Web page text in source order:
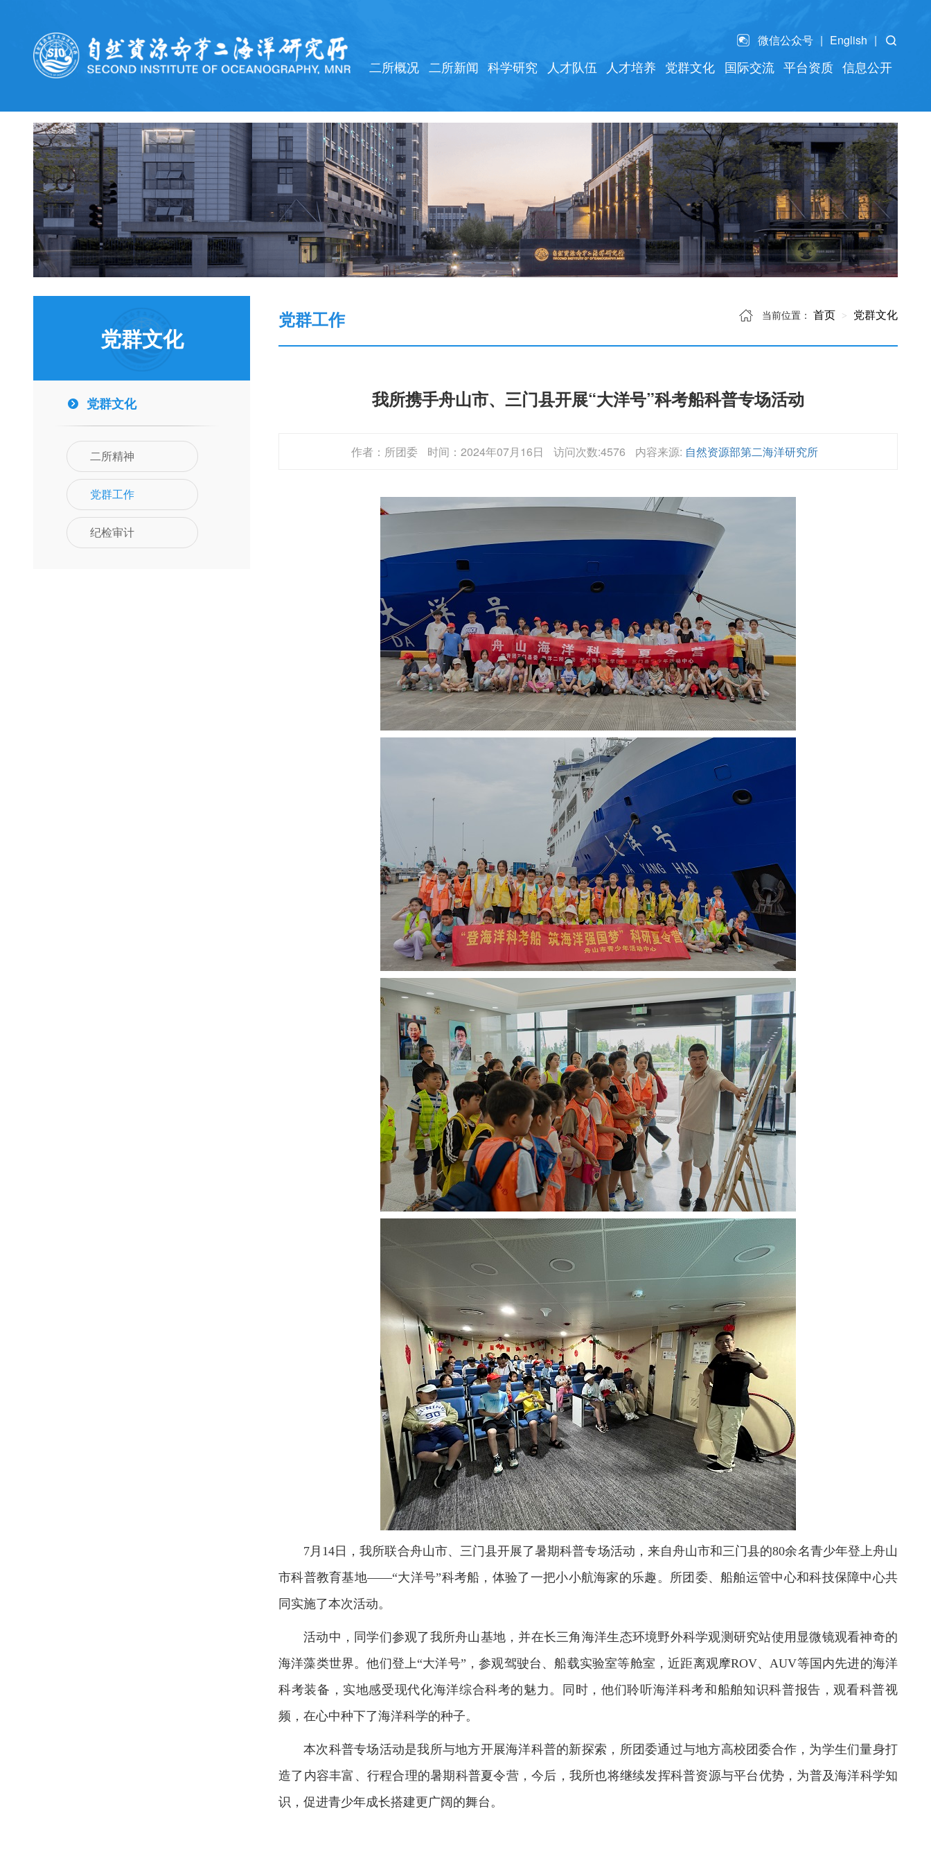
微信公众号 English
二所概况 二所新闻 科学研究 人才队伍 人才培养 党群文化 国际交流 平台资质 信息公开
党群文化
党群文化
二所精神
党群工作
纪检审计
党群工作 当前位置： 首页 党群文化
我所携手舟山市、三门县开展“大洋号”科考船科普专场活动
作者：所团委 时间：2024年07月16日 访问次数:4576 内容来源: 自然资源部第二海洋研究所
7月14日，我所联合舟山市、三门县开展了暑期科普专场活动，来自舟山市和三门县的80余名青少年登上舟山
市科普教育基地——“大洋号”科考船，体验了一把小小航海家的乐趣。所团委、船舶运管中心和科技保障中心共
同实施了本次活动。
活动中，同学们参观了我所舟山基地，并在长三角海洋生态环境野外科学观测研究站使用显微镜观看神奇的
海洋藻类世界。他们登上“大洋号”，参观驾驶台、船载实验室等舱室，近距离观摩ROV、AUV等国内先进的海洋
科考装备，实地感受现代化海洋综合科考的魅力。同时，他们聆听海洋科考和船舶知识科普报告，观看科普视
频，在心中种下了海洋科学的种子。
本次科普专场活动是我所与地方开展海洋科普的新探索，所团委通过与地方高校团委合作，为学生们量身打
造了内容丰富、行程合理的暑期科普夏令营，今后，我所也将继续发挥科普资源与平台优势，为普及海洋科学知
识，促进青少年成长搭建更广阔的舞台。